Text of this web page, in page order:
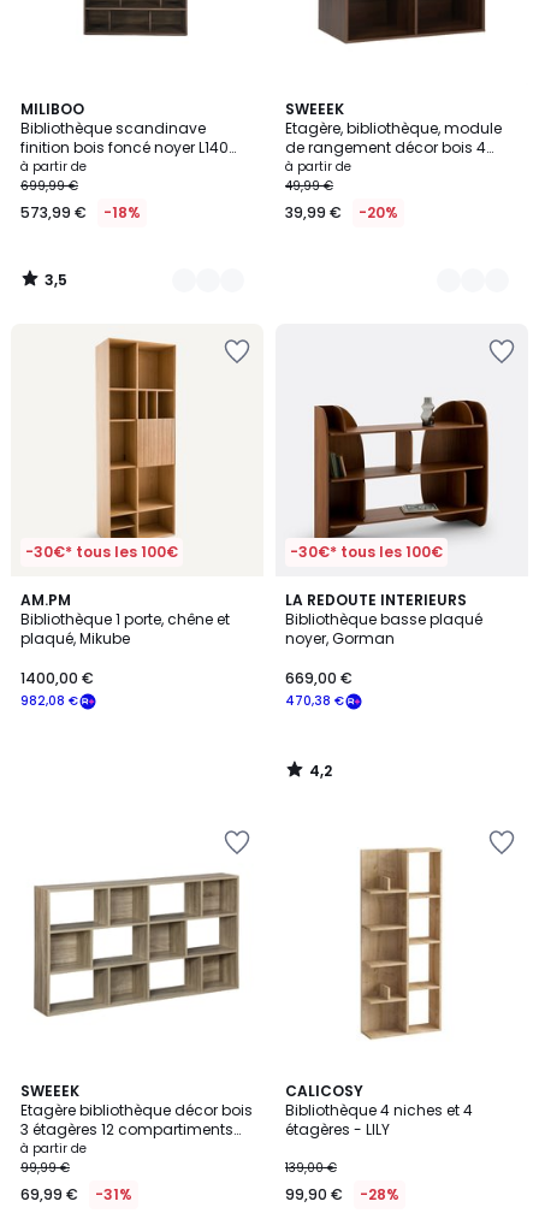
MILIBOO
Bibliothèque scandinave
finition bois foncé noyer L140
cm EPURE
à partir de
699,99 €
573,99 € -18%
3,5
/ 5
2
Couleurs
3,5
/
SWEEEK
Etagère, bibliothèque, module
de rangement décor bois 4
à partir de
49,99 €
39,99 € -20%
3
Couleurs
-30€* tous les 100€
AM.PM
Bibliothèque 1 porte, chêne et
plaqué, Mikube
982,08 €
1400,00 €
-30€* tous les 100€
LA REDOUTE INTERIEURS
Bibliothèque basse plaqué
noyer, Gorman
470,38 €
669,00 €
4,2
/ 5
4,2
/
SWEEEK
Etagère bibliothèque décor bois
3 étagères 12 compartiments
PIETER
à partir de
99,99 €
69,99 € -31%
3,9
/ 5
4
Couleurs
CALICOSY
Bibliothèque 4 niches et 4
étagères - LILY
139,00 €
99,90 € -28%